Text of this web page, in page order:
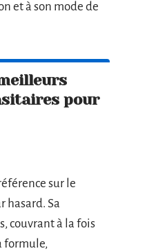
et à son mode de
pour
sur le
hasard. Sa
couvrant à la fois
formule,